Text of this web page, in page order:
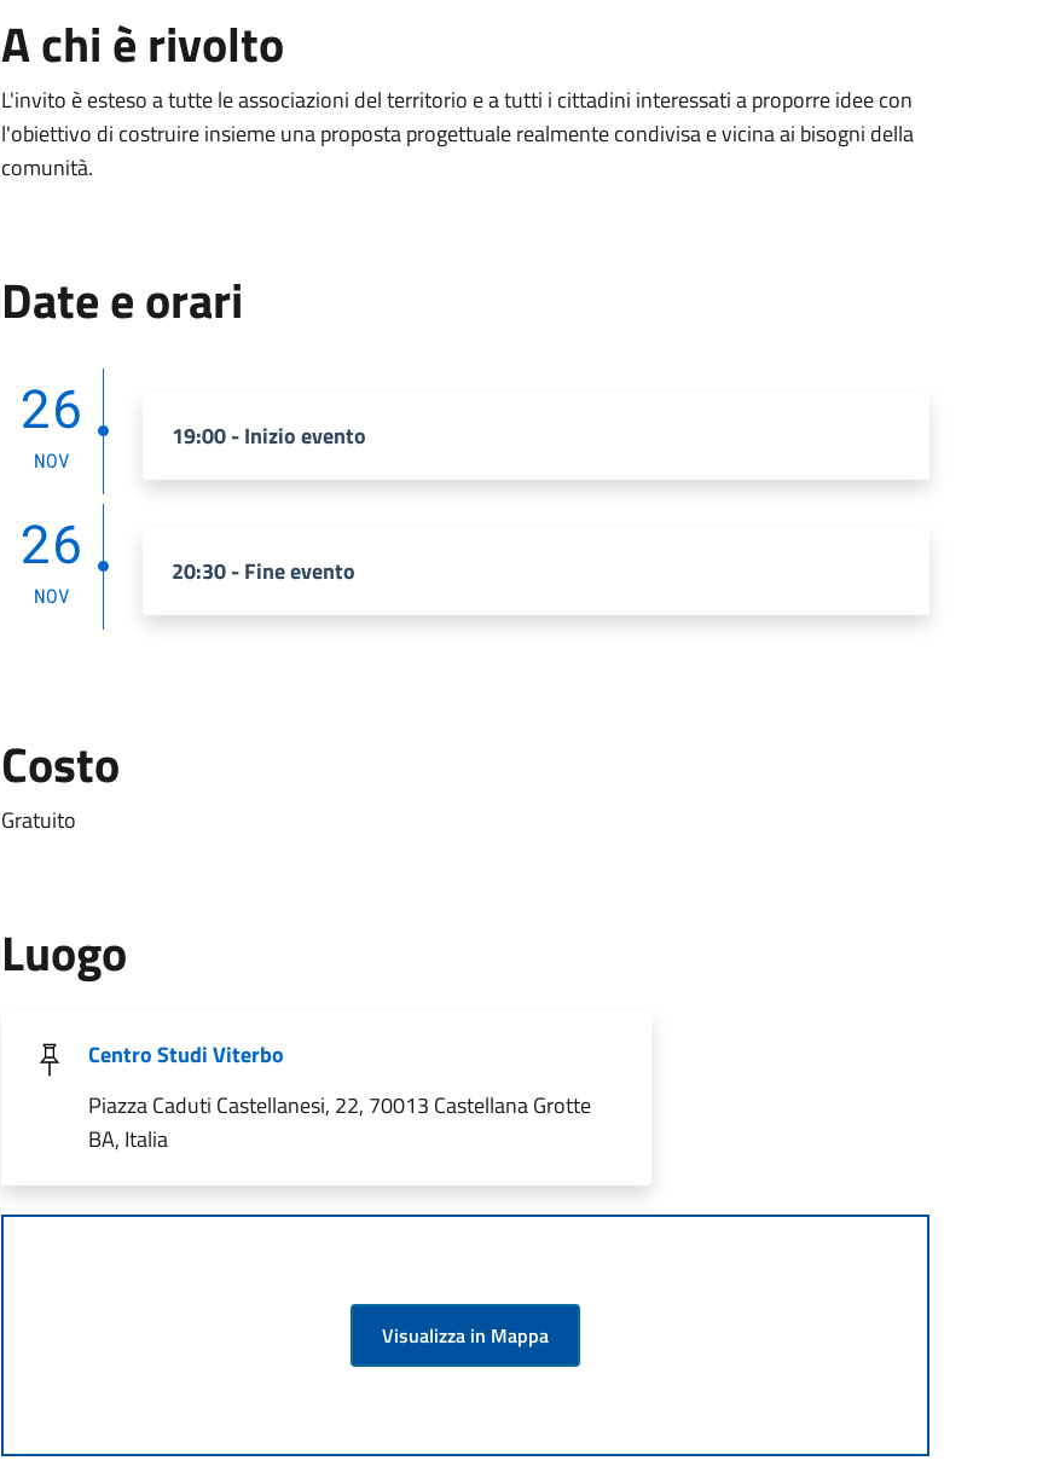
A chi è rivolto
L'invito è esteso a tutte le associazioni del territorio e a tutti i cittadini interessati a proporre idee con
l'obiettivo di costruire insieme una proposta progettuale realmente condivisa e vicina ai bisogni della
comunità.
Date e orari
26
NOV
19:00 - Inizio evento
26
NOV
20:30 - Fine evento
Costo
Gratuito
Luogo
Centro Studi Viterbo
Piazza Caduti Castellanesi, 22, 70013 Castellana Grotte
BA, Italia
Visualizza in Mappa